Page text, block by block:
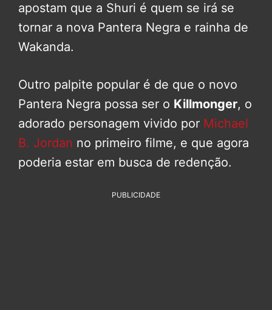
apostam que a Shuri é quem se irá se
tornar a nova Pantera Negra e rainha de
Wakanda.
Outro palpite popular é de que o novo
Pantera Negra possa ser o Killmonger, o
adorado personagem vivido por Michael
B. Jordan no primeiro filme, e que agora
poderia estar em busca de redenção.
PUBLICIDADE